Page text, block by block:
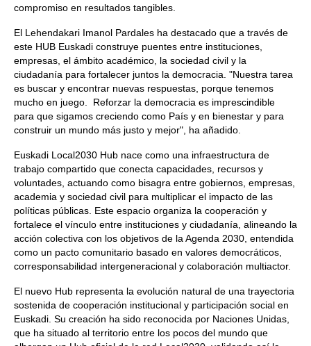
compromiso en resultados tangibles.
El Lehendakari Imanol Pardales ha destacado que a través de
este HUB Euskadi construye puentes entre instituciones,
empresas, el ámbito académico, la sociedad civil y la
ciudadanía para fortalecer juntos la democracia. "Nuestra tarea
es buscar y encontrar nuevas respuestas, porque tenemos
mucho en juego. Reforzar la democracia es imprescindible
para que sigamos creciendo como País y en bienestar y para
construir un mundo más justo y mejor", ha añadido.
Euskadi Local2030 Hub nace como una infraestructura de
trabajo compartido que conecta capacidades, recursos y
voluntades, actuando como bisagra entre gobiernos, empresas,
academia y sociedad civil para multiplicar el impacto de las
políticas públicas. Este espacio organiza la cooperación y
fortalece el vínculo entre instituciones y ciudadanía, alineando la
acción colectiva con los objetivos de la Agenda 2030, entendida
como un pacto comunitario basado en valores democráticos,
corresponsabilidad intergeneracional y colaboración multiactor.
El nuevo Hub representa la evolución natural de una trayectoria
sostenida de cooperación institucional y participación social en
Euskadi. Su creación ha sido reconocida por Naciones Unidas,
que ha situado al territorio entre los pocos del mundo que